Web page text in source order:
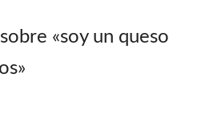
«soy un queso
»